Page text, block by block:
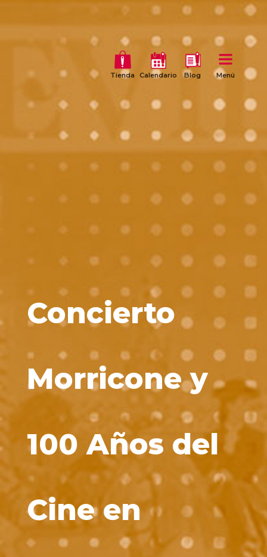
Tienda Calendario Blog Menú
Concierto
Morricone y
100 Años del
Cine en